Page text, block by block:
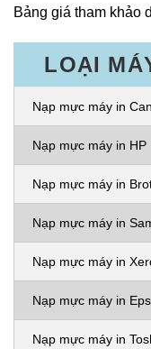
Bảng giá tham khảo
LOẠI
Nạp mực máy in
Nạp mực máy in HP
Nạp mực máy in
Nạp mực máy in
Nạp mực máy in
Nạp mực máy in
Nạp mực máy in